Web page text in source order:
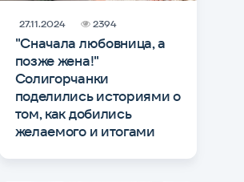
"Сначала любовница, а
позже жена!"
Солигорчанки
поделились историями о
том, как добились
желаемого и итогами
27.11.2024 2394